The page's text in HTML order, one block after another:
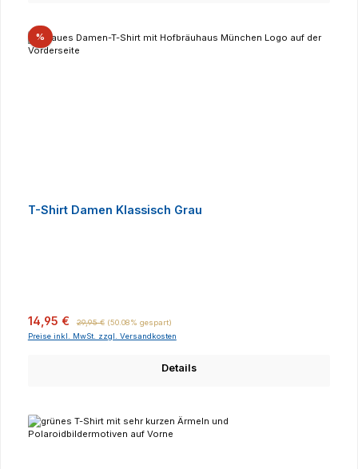
%Rabatt
T-Shirt Damen Klassisch Grau
Verkaufspreis:
14,95 € 29,95 € (50.08% gespart)
Preise inkl. MwSt. zzgl. Versandkosten
Details